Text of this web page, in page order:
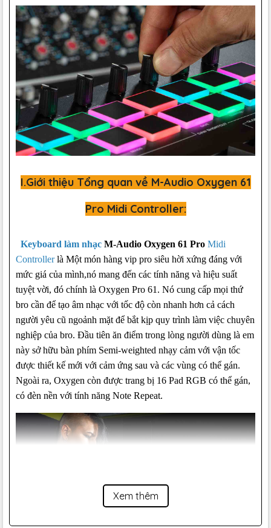
I.Giới thiệu Tổng quan về M-Audio Oxygen 61
Pro Midi Controller:
Keyboard làm nhạc M-Audio Oxygen 61 Pro Midi
Controllerlà Một món hàng vip pro siêu hời xứng đáng với
mức giá của mình,nó mang đến các tính năng và hiệu suất
tuyệt vời, đó chính là Oxygen Pro 61. Nó cung cấp mọi thứ
bro cần để tạo âm nhạc với tốc độ còn nhanh hơn cả cách
người yêu cũ ngoảnh mặt để bắt kịp quy trình làm việc chuyên
nghiệp của bro. Đầu tiên ăn điểm trong lòng người dùng là em
này sở hữu bàn phím Semi-weighted nhạy cảm với vận tốc
được thiết kế mới với cảm ứng sau và các vùng có thể gán.
Ngoài ra, Oxygen còn được trang bị 16 Pad RGB có thể gán,
có đèn nền với tính năng Note Repeat.
Xem thêm